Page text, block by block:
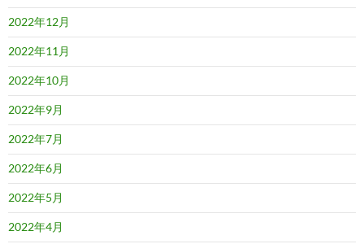
2022年12月
2022年11月
2022年10月
2022年9月
2022年7月
2022年6月
2022年5月
2022年4月